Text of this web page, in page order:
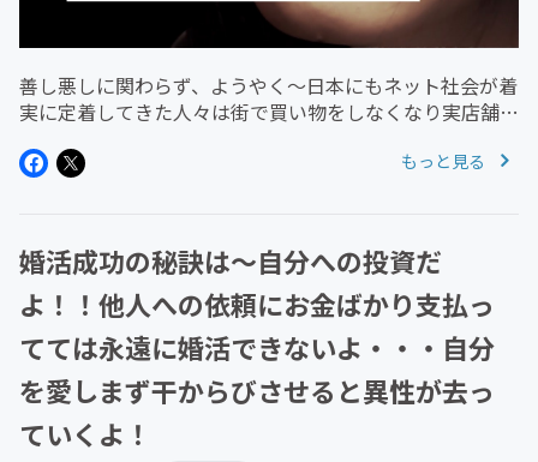
善し悪しに関わらず、ようやく～日本にもネット社会が着
実に定着してきた人々は街で買い物をしなくなり実店舗販
などの打撃はひどく倒産が止まらず大手など会社はあって
もっと見る
婚活成功の秘訣は～自分への投資だ
よ！！他人への依頼にお金ばかり支払っ
てては永遠に婚活できないよ・・・自分
を愛しまず干からびさせると異性が去っ
ていくよ！